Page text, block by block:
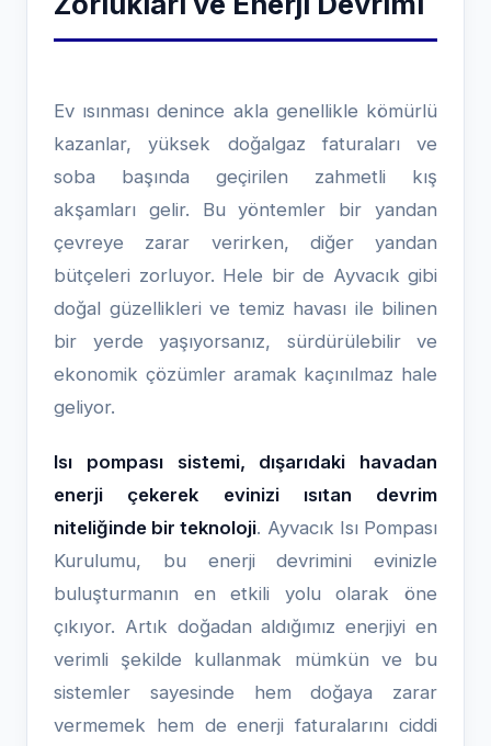
Ev ısınması denince akla genellikle kömürlü
kazanlar, yüksek doğalgaz faturaları ve
soba başında geçirilen zahmetli kış
akşamları gelir. Bu yöntemler bir yandan
çevreye zarar verirken, diğer yandan
bütçeleri zorluyor. Hele bir de Ayvacık gibi
doğal güzellikleri ve temiz havası ile bilinen
bir yerde yaşıyorsanız, sürdürülebilir ve
ekonomik çözümler aramak kaçınılmaz hale
geliyor.
Isı pompası sistemi, dışarıdaki havadan
enerji çekerek evinizi ısıtan devrim
niteliğinde bir teknoloji. Ayvacık Isı Pompası
Kurulumu, bu enerji devrimini evinizle
buluşturmanın en etkili yolu olarak öne
çıkıyor. Artık doğadan aldığımız enerjiyi en
verimli şekilde kullanmak mümkün ve bu
sistemler sayesinde hem doğaya zarar
vermemek hem de enerji faturalarını ciddi